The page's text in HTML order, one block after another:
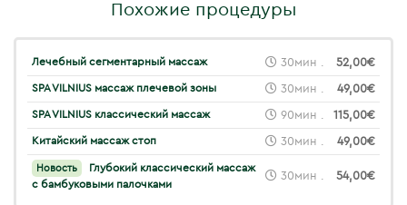
Похожие процедуры
Лечебный сегментарный массаж 30мин . 52,00€
SPA VILNIUS массаж плечевой зоны 30мин . 49,00€
SPA VILNIUS классический массаж 90мин . 115,00€
Китайский массаж стоп 30мин . 49,00€
Новость
Глубокий классический массаж
с бамбуковыми палочками
30мин . 54,00€